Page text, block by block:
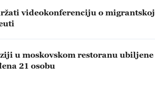
videokonferenciju o migrantskoj
u moskovskom restoranu ubiljene
21 osobu